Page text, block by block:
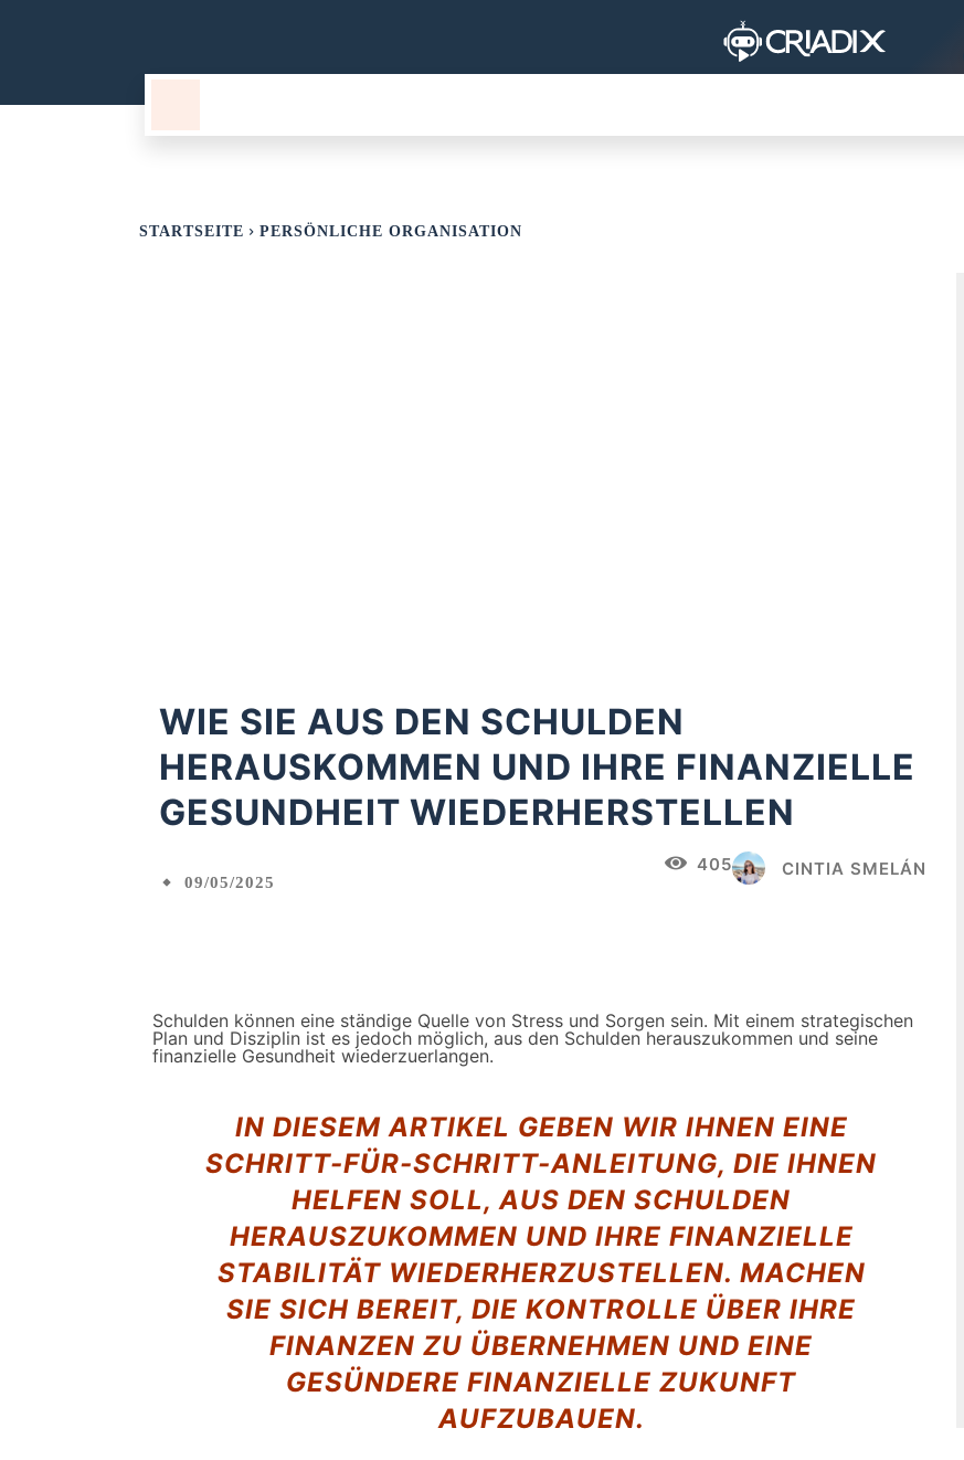
STARTSEITE PERSÖNLICHE ORGANISATION
WIE SIE AUS DEN SCHULDEN
HERAUSKOMMEN UND IHRE FINANZIELLE
GESUNDHEIT WIEDERHERSTELLEN
CINTIA SMELÁN
09/05/2025
405
Schulden können eine ständige Quelle von Stress und Sorgen sein. Mit einem strategischen
Plan und Disziplin ist es jedoch möglich, aus den Schulden herauszukommen und seine
finanzielle Gesundheit wiederzuerlangen.
IN DIESEM ARTIKEL GEBEN WIR IHNEN EINE
SCHRITT-FÜR-SCHRITT-ANLEITUNG, DIE IHNEN
HELFEN SOLL, AUS DEN SCHULDEN
HERAUSZUKOMMEN UND IHRE FINANZIELLE
STABILITÄT WIEDERHERZUSTELLEN. MACHEN
SIE SICH BEREIT, DIE KONTROLLE ÜBER IHRE
FINANZEN ZU ÜBERNEHMEN UND EINE
GESÜNDERE FINANZIELLE ZUKUNFT
AUFZUBAUEN.